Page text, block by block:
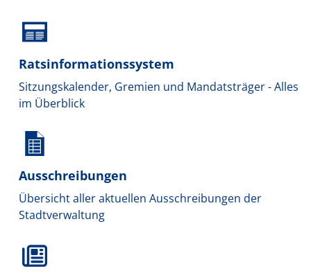
Ratsinformationssystem
Sitzungskalender, Gremien und Mandatsträger - Alles
im Überblick
Ausschreibungen
Übersicht aller aktuellen Ausschreibungen der
Stadtverwaltung